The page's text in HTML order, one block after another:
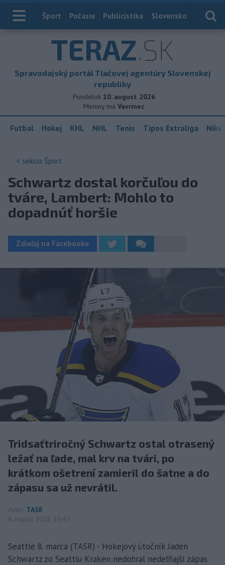
Index
Šport Počasie Publicistika Slovensko
TERAZ.SK
Spravodajský portál Tlačovej agentúry Slovenskej
republiky
Pondelok 10. august 2026
Meniny má Vavrinec
Futbal Hokej KHL NHL Tenis Tipos Extraliga
< sekcia Šport
Schwartz dostal korčuľou do
tváre, Lambert: Mohlo to
dopadnúť horšie
Zdieľaj na Facebooku
Tridsaťtriročný Schwartz ostal otrasený
ležať na ľade, mal krv na tvári, po
krátkom ošetrení zamieril do šatne a do
zápasu sa už nevrátil.
Autor TASR
8. marca 2026 10:45
Seattle 8. marca (TASR) - Hokejový útočník Jaden
Schwartz zo Seattlu Kraken nedohral nedeľňajší zápas